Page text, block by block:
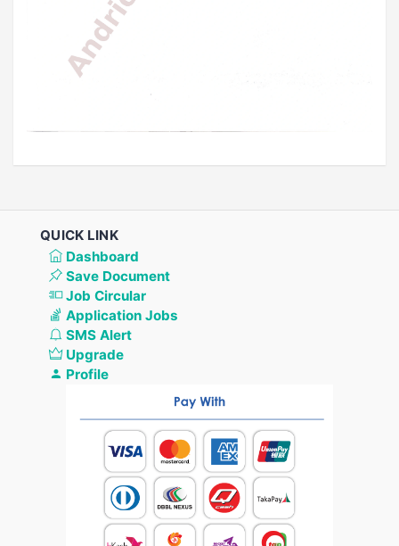
QUICK LINK
Dashboard
Save Document
Job Circular
Application Jobs
SMS Alert
Upgrade
Profile